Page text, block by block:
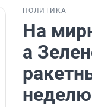
ПОЛИТИКА
На
а
неделю